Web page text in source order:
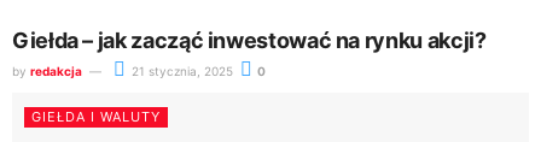
Giełda – jak zacząć inwestować na rynku akcji?
by redakcja 21 stycznia, 2025 0
GIEŁDA I WALUTY